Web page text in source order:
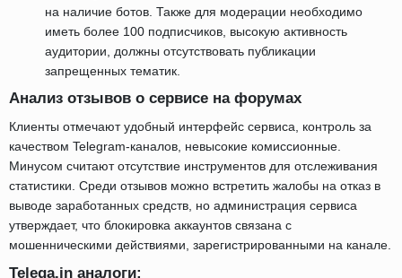
на наличие ботов. Также для модерации необходимо
иметь более 100 подписчиков, высокую активность
аудитории, должны отсутствовать публикации
запрещенных тематик.
Анализ отзывов о сервисе на форумах
Клиенты отмечают удобный интерфейс сервиса, контроль за
качеством Telegram-каналов, невысокие комиссионные.
Минусом считают отсутствие инструментов для отслеживания
статистики. Среди отзывов можно встретить жалобы на отказ в
выводе заработанных средств, но администрация сервиса
утверждает, что блокировка аккаунтов связана с
мошенническими действиями, зарегистрированными на канале.
Telega.in аналоги: